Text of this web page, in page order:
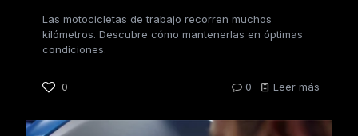
Las motocicletas de trabajo recorren muchos
kilómetros. Descubre cómo mantenerlas en óptimas
condiciones.
0 0 Leer más